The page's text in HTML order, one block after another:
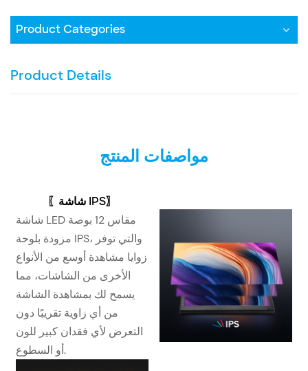
Product Categories
Product Details
مواصفات المنتج
〖شاشة IPS〗
شاشة LED مقاس 12 بوصة
مزودة بلوحة IPS، والتي توفر
زوايا مشاهدة أوسع من الأنواع
الأخرى من الشاشات، مما
يسمح لك بمشاهدة الشاشة
من أي زاوية تقريبًا دون
التعرض لأي فقدان كبير للون
أو السطوع.